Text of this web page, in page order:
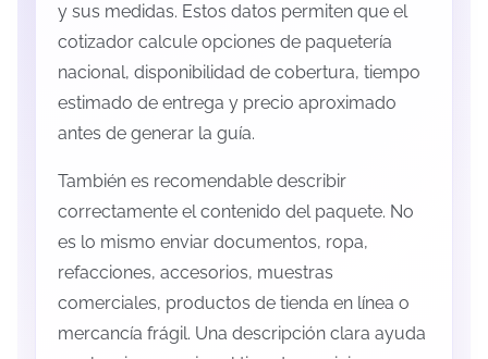
y sus medidas. Estos datos permiten que el
cotizador calcule opciones de paquetería
nacional, disponibilidad de cobertura, tiempo
estimado de entrega y precio aproximado
antes de generar la guía.
También es recomendable describir
correctamente el contenido del paquete. No
es lo mismo enviar documentos, ropa,
refacciones, accesorios, muestras
comerciales, productos de tienda en línea o
mercancía frágil. Una descripción clara ayuda